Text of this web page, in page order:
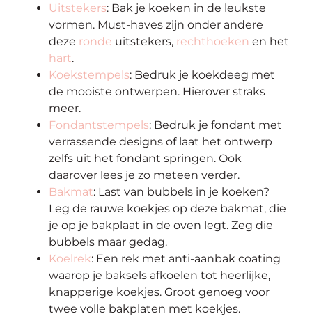
Uitstekers: Bak je koeken in de leukste
vormen. Must-haves zijn onder andere
deze ronde uitstekers, rechthoeken en het
hart.
Koekstempels: Bedruk je koekdeeg met
de mooiste ontwerpen. Hierover straks
meer.
Fondantstempels: Bedruk je fondant met
verrassende designs of laat het ontwerp
zelfs uit het fondant springen. Ook
daarover lees je zo meteen verder.
Bakmat: Last van bubbels in je koeken?
Leg de rauwe koekjes op deze bakmat, die
je op je bakplaat in de oven legt. Zeg die
bubbels maar gedag.
Koelrek: Een rek met anti-aanbak coating
waarop je baksels afkoelen tot heerlijke,
knapperige koekjes. Groot genoeg voor
twee volle bakplaten met koekjes.